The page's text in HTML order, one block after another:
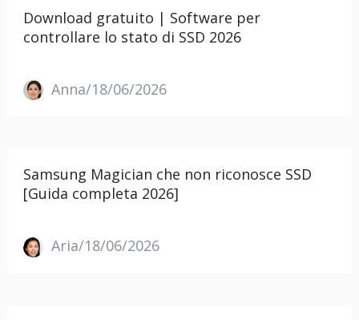
Download gratuito | Software per
controllare lo stato di SSD 2026
Anna/18/06/2026
Samsung Magician che non riconosce SSD
[Guida completa 2026]
Aria/18/06/2026